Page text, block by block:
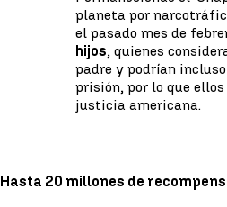
planeta por
el pasado mes de
hijos, quienes
padre y podrían
prisión, por lo que
justicia americana.
Hasta 20 millones de